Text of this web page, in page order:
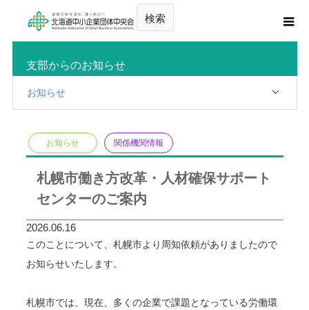
検索
支部からのお知らせ
お知らせ
お知らせ 関係機関情報
札幌市働き方改革・人材確保サポート
センターのご案内
2026.06.16
このことについて、札幌市より周知依頼がありましたので
お知らせいたします。
札幌市では、現在、多くの企業で課題となっている労働環